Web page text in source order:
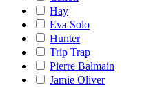
Hay
Eva Solo
Hunter
Trip Trap
Pierre Balmain
Jamie Oliver